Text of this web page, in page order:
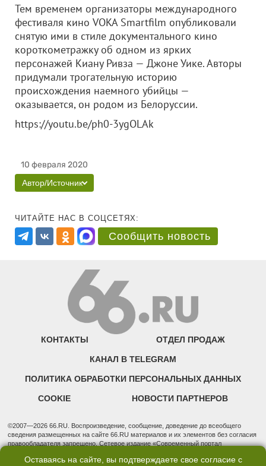
Тем временем организаторы международного
фестиваля кино VOKA Smartfilm опубликовали
снятую ими в стиле документального кино
короткометражку об одном из ярких
персонажей Киану Ривза — Джоне Уике. Авторы
придумали трогательную историю
происхождения наемного убийцы —
оказывается, он родом из Белоруссии.
https://youtu.be/ph0-3ygOLAk
10 февраля 2020
Автор/Источник
ЧИТАЙТЕ НАС В СОЦСЕТЯХ:
Сообщить новость
КОНТАКТЫ ОТДЕЛ ПРОДАЖ
КАНАЛ В TELEGRAM
ПОЛИТИКА ОБРАБОТКИ ПЕРСОНАЛЬНЫХ ДАННЫХ
COOKIE НОВОСТИ ПАРТНЕРОВ
©2007—2026 66.RU. Воспроизведение, сообщение, доведение до всеобщего
сведения размещенных на сайте 66.RU материалов и их элементов без согласия
правообладателя запрещено. Сетевое издание «Современный портал
надзору в сфере связи, информационных технологий и массовых коммуникаций
Оставаясь на сайте, вы подтверждаете свое согласие с